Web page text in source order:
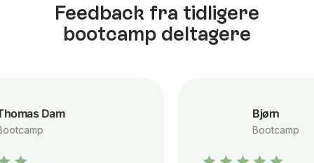
Feedback fra tidligere
bootcamp deltagere
Dam Bjørn
Bootcamp